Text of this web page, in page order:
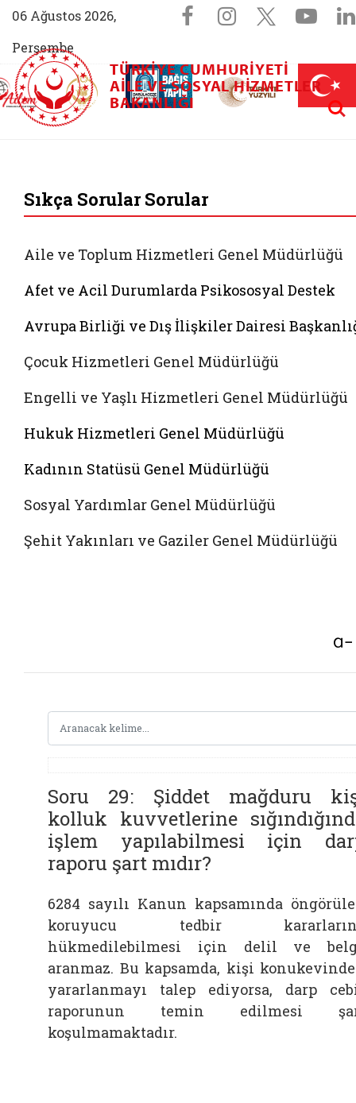
06 Ağustos 2026,
Perşembe
Sosyal
Facebook
Instagram
X
Aile (yeni sekmede açılır)
AİLEM İletişim Merkezi (yeni sekmede açılır)
Aile ve Nüfus On Yılı (yeni sekmede açılır)
Darülaceze bağış sayfası (yeni
TÜRKIYE CUMHURIYETI
AILE VE SOSYAL HIZMETLER
BAKANLIĞI
Sıkça Sorular Sorular
Aile ve Toplum Hizmetleri Genel Müdürlüğü
Afet ve Acil Durumlarda Psikososyal Destek
Avrupa Birliği ve Dış İlişkiler Dairesi
Çocuk Hizmetleri Genel Müdürlüğü
Engelli ve Yaşlı Hizmetleri Genel Müdürlüğü
Hukuk Hizmetleri Genel Müdürlüğü
Kadının Statüsü Genel Müdürlüğü
Sosyal Yardımlar Genel Müdürlüğü
Şehit Yakınları ve Gaziler Genel Müdürlüğü
Soru 29: Şiddet mağduru
kolluk kuvvetlerine
işlem yapılabilmesi için
raporu şart mıdır?
6284 sayılı Kanun kapsamında
koruyucu tedbir
hükmedilebilmesi için delil ve
aranmaz. Bu kapsamda, kişi
yararlanmayı talep ediyorsa, darp
raporunun temin edilmesi
koşulmamaktadır.